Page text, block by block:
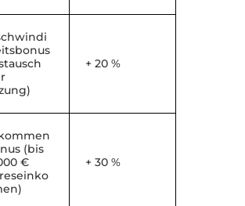
+ 20 %
(bis
€
+ 30 %